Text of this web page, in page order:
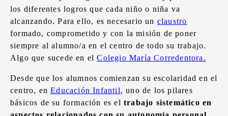
los diferentes logros que cada niño o niña va
alcanzando. Para ello, es necesario un claustro
formado, comprometido y con la misión de poner
siempre al alumno/a en el centro de todo su trabajo.
Algo que sucede en elColegio María Corredentora.
Desde que los alumnos comienzan su escolaridad en el
centro, enEducación Infantil, uno de los pilares
básicos de su formación es el trabajo sistemático en